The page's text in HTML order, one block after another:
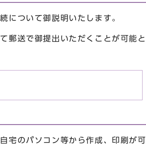
について御説明いたします。
郵送で御提出いただくことが可能と
宅のパソコン等から作成、印刷が可